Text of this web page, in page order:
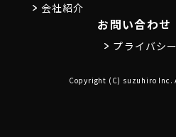
会社紹介
お問い合わせ
プライバシ
Copyright (C) suzuhiro Inc.